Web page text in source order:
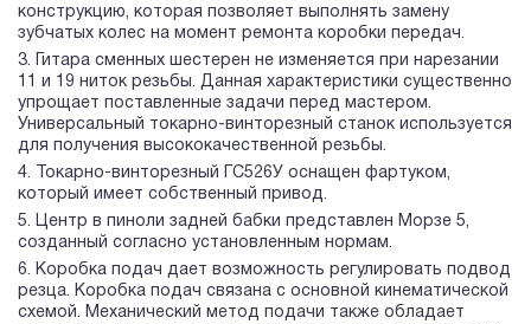
конструкцию, которая позволяет выполнять замену
зубчатых колес на момент ремонта коробки передач.
Гитара сменных шестерен не изменяется при нарезании
11 и 19 ниток резьбы. Данная характеристики существенно
упрощает поставленные задачи перед мастером.
Универсальный токарно-винторезный станок используется
для получения высококачественной резьбы.
Токарно-винторезный ГС526У оснащен фартуком,
который имеет собственный привод.
Центр в пиноли задней бабки представлен Морзе 5,
созданный согласно установленным нормам.
Коробка подач дает возможность регулировать подвод
резца. Коробка подач связана с основной кинематической
схемой. Механический метод подачи также обладает